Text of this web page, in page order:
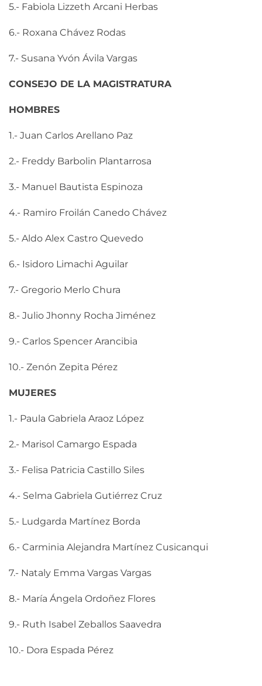
5.- Fabiola Lizzeth Arcani Herbas
6.- Roxana Chávez Rodas
7.- Susana Yvón Ávila Vargas
CONSEJO DE LA MAGISTRATURA
HOMBRES
1.- Juan Carlos Arellano Paz
2.- Freddy Barbolin Plantarrosa
3.- Manuel Bautista Espinoza
4.- Ramiro Froilán Canedo Chávez
5.- Aldo Alex Castro Quevedo
6.- Isidoro Limachi Aguilar
7.- Gregorio Merlo Chura
8.- Julio Jhonny Rocha Jiménez
9.- Carlos Spencer Arancibia
10.- Zenón Zepita Pérez
MUJERES
1.- Paula Gabriela Araoz López
2.- Marisol Camargo Espada
3.- Felisa Patricia Castillo Siles
4.- Selma Gabriela Gutiérrez Cruz
5.- Ludgarda Martínez Borda
6.- Carminia Alejandra Martínez Cusicanqui
7.- Nataly Emma Vargas Vargas
8.- María Ángela Ordoñez Flores
9.- Ruth Isabel Zeballos Saavedra
10.- Dora Espada Pérez